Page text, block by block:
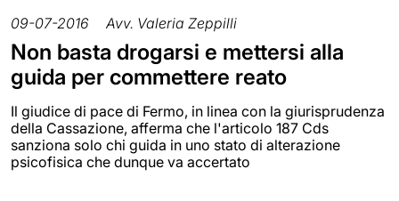
09-07-2016 Avv. Valeria Zeppilli
Non basta drogarsi e mettersi alla
guida per commettere reato
Il giudice di pace di Fermo, in linea con la giurisprudenza
della Cassazione, afferma che l'articolo 187 Cds
sanziona solo chi guida in uno stato di alterazione
psicofisica che dunque va accertato